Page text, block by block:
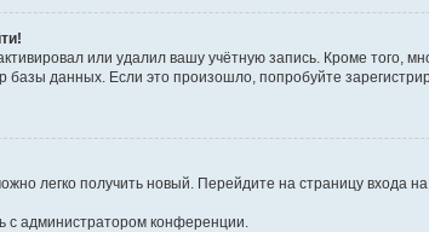
или удалил вашу учётную запись. Кроме того,
данных. Если это произошло, попробуйте
легко получить новый. Перейдите на страницу входа
с администратором конференции.